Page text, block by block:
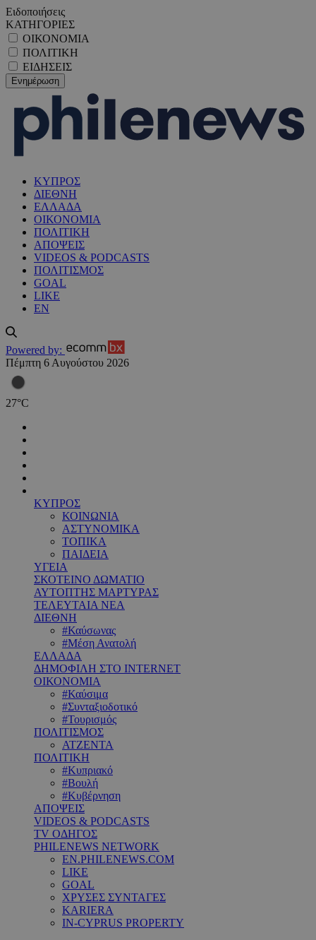
Ειδοποιήσεις
ΚΑΤΗΓΟΡΙΕΣ
ΟΙΚΟΝΟΜΙΑ
ΠΟΛΙΤΙΚΗ
ΕΙΔΗΣΕΙΣ
ΚΥΠΡΟΣ
ΔΙΕΘΝΗ
ΕΛΛΑΔΑ
ΟΙΚΟΝΟΜΙΑ
ΠΟΛΙΤΙΚΗ
ΑΠΟΨΕΙΣ
VIDEOS & PODCASTS
ΠΟΛΙΤΙΣΜΟΣ
GOAL
LIKE
EN
Powered by:
Πέμπτη 6 Αυγούστου 2026
27°C
ΚΥΠΡΟΣ
ΚΟΙΝΩΝΙΑ
ΑΣΤΥΝΟΜΙΚΑ
ΤΟΠΙΚΑ
ΠΑΙΔΕΙΑ
ΥΓΕΙΑ
ΣΚΟΤΕΙΝΟ ΔΩΜΑΤΙΟ
ΑΥΤΟΠΤΗΣ ΜΑΡΤΥΡΑΣ
ΤΕΛΕΥΤΑΙΑ ΝΕΑ
ΔΙΕΘΝΗ
#Καύσωνας
#Μέση Ανατολή
ΕΛΛΑΔΑ
ΔΗΜΟΦΙΛΗ ΣΤΟ INTERNET
ΟΙΚΟΝΟΜΙΑ
#Καύσιμα
#Συνταξιοδοτικό
#Τουρισμός
ΠΟΛΙΤΙΣΜΟΣ
ΑΤΖΕΝΤΑ
ΠΟΛΙΤΙΚΗ
#Κυπριακό
#Βουλή
#Κυβέρνηση
ΑΠΟΨΕΙΣ
VIDEOS & PODCASTS
TV ΟΔΗΓΟΣ
PHILENEWS NETWORK
EN.PHILENEWS.COM
LIKE
GOAL
ΧΡΥΣΕΣ ΣΥΝΤΑΓΕΣ
KARIERA
IN-CYPRUS PROPERTY